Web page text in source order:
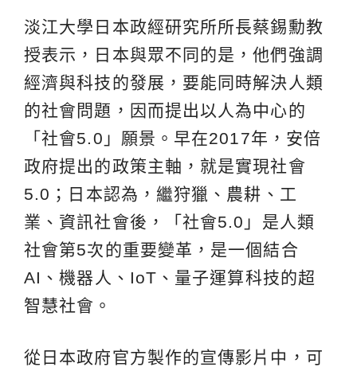
淡江大學日本政經研究所所長蔡錫勳教
授表示，日本與眾不同的是，他們強調
經濟與科技的發展，要能同時解決人類
的社會問題，因而提出以人為中心的
「社會5.0」願景。早在2017年，安倍
政府提出的政策主軸，就是實現社會
5.0；日本認為，繼狩獵、農耕、工
業、資訊社會後，「社會5.0」是人類
社會第5次的重要變革，是一個結合
AI、機器人、IoT、量子運算科技的超
智慧社會。
從日本政府官方製作的宣傳影片中，可